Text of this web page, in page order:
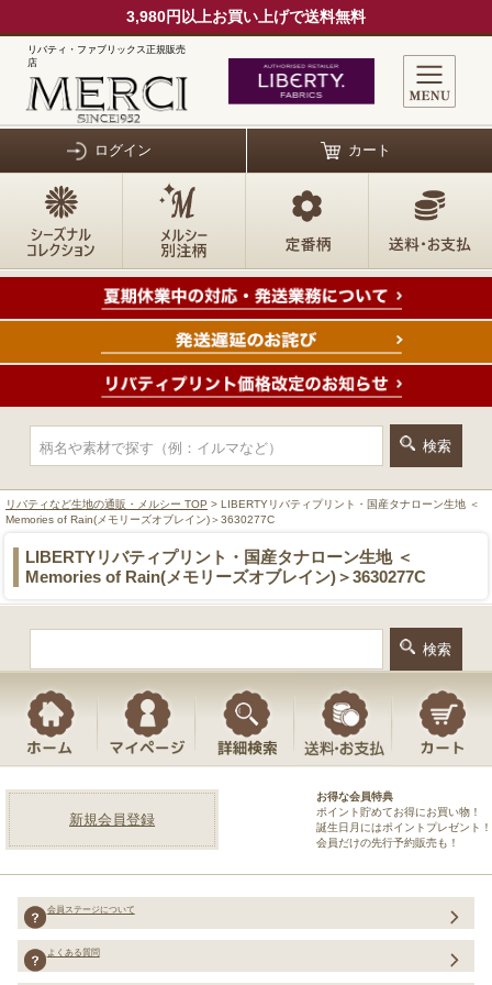
3,980円以上お買い上げで送料無料
リバティ・ファブリックス正規販売
店
ログイン カート
リバティなど生地の通販・メルシー TOP > LIBERTYリバティプリント・国産タナローン生地 ＜
Memories of Rain(メモリーズオブレイン)＞3630277C
LIBERTYリバティプリント・国産タナローン生地 ＜
Memories of Rain(メモリーズオブレイン)＞3630277C
新規会員登録
お得な会員特典
ポイント貯めてお得にお買い物！
誕生日月にはポイントプレゼント！
会員だけの先行予約販売も！
会員ステージについて
よくある質問